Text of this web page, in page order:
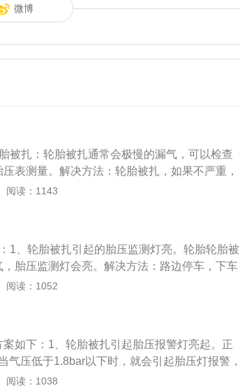
微博
被扎：轮胎被扎通常会极慢的漏气，可以检查
表测量。解决方法：轮胎被扎，如果不严重，
更换轮胎；如果被扎的较为严重，则需要立即
气压不应大于3.5bar。所以当有轮胎胎压过高时
：胎压过高，应注意车辆的标准胎压，平时对
高导致爆胎、侧翻等事故。3、低胎压行车时
高速运转使胎温升高，进而引起胎压升高，也
停车休息或更换备胎。解决方法：低胎压行车
节奏，保护轮胎。4、久未加气的胎压变低：
时胎压监测就会报警。解决方法：久未加气的
对过低的胎压进行充气。5、胎压传感器损
阅读：1143
1、轮胎被扎引起的胎压监测灯亮。轮胎轮胎被
胎压监测灯会亮。解决方法：路边停车，下车
被扎引起的需要及时到4s店或专业维修店进行
不应大于3.5bar。所以当有轮胎超过3.0bar也会
主养成开车前检查胎压的习惯，保证胎压在正
引起的胎压监测灯亮。某个轮胎胎压过低，高
压升高。解决方法：这时车主应及时停车休息
胎压变低引起的胎压监测灯亮。当气压低于1.8b
阅读：1052
如下：1、轮胎被扎引起胎压报警灯亮起。正
气压低于1.8bar以下时，就会引起胎压灯报警，
，可以去4S店检查补胎并补气。2、胎压传感
阅读：1038